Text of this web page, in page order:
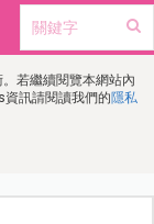
若繼續閱覽本網站內
訊請閱讀我們的隱私